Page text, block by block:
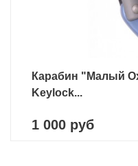
Карабин "Малый
Keylock...
1 000 руб